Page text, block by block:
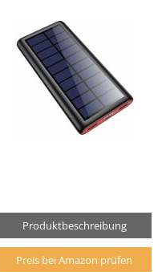
Produktbeschreibung
Preis bei Amazon prüfen